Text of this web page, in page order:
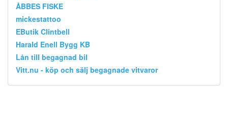
ÅBBES FISKE
mickestattoo
EButik Clintbell
Harald Enell Bygg KB
Lån till begagnad bil
Vitt.nu - köp och sälj begagnade vitvaror